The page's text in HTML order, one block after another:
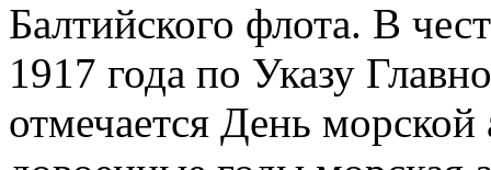
Балтийского флота. В
1917 года по Указу
отмечается День